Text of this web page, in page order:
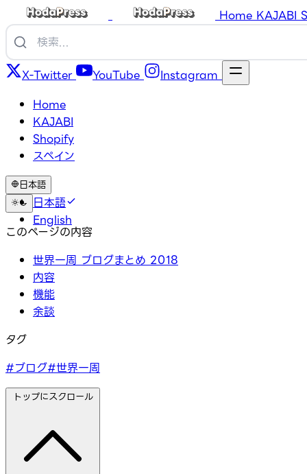
Home KAJABI
X-Twitter YouTube
Instagram
Home
KAJABI
Shopify
スペイン
日本語
日本語
English
このページの内容
世界一周 ブログまとめ 2018
内容
機能
余談
タグ
#ブログ#世界一周
トップにスクロール